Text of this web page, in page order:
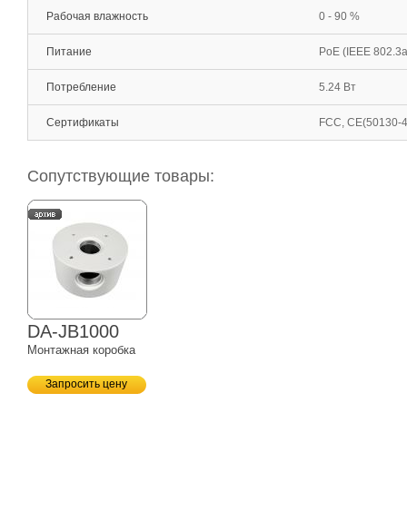
Рабочая влажность 0 - 90 %
Питание PoE (IEEE
Потребление 5.24 Вт
Сертификаты FCC, CE(50130-
Сопутствующие товары:
DA-JB1000
Монтажная коробка
Запросить цену